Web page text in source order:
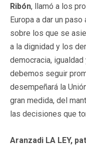
Ribón, llamó a los
Europa a dar un
sobre los que se
a la dignidad y los
democracia,
debemos seguir
desempeñará la
gran medida, del
las decisiones que
Aranzadi LA LEY,